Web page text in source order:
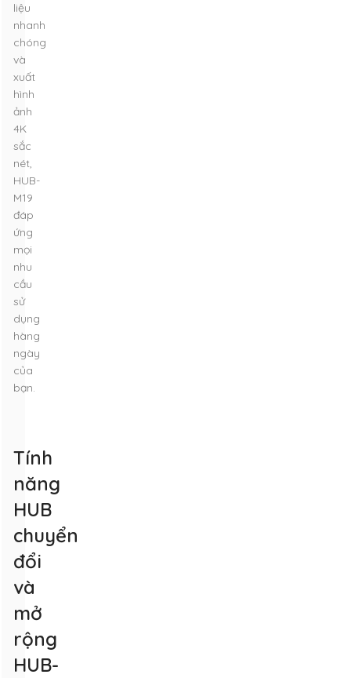
liệu
nhanh
chóng
và
xuất
hình
ảnh
4K
sắc
nét,
HUB-
M19
đáp
ứng
mọi
nhu
cầu
sử
dụng
hàng
ngày
của
bạn.
Tính
năng
HUB
chuyển
đổi
và
mở
rộng
HUB-